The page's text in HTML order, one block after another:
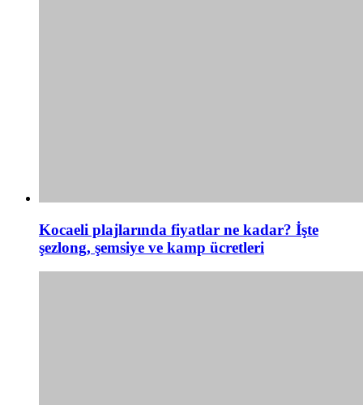
Kocaeli plajlarında fiyatlar ne kadar? İşte
şezlong, şemsiye ve kamp ücretleri